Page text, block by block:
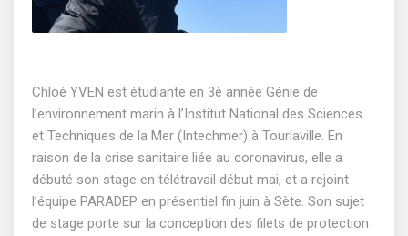
Chloé YVEN est étudiante en 3è année Génie de
l’environnement marin à l’Institut National des Sciences
et Techniques de la Mer (Intechmer) à Tourlaville. En
raison de la crise sanitaire liée au coronavirus, elle a
débuté son stage en télétravail début mai, et a rejoint
l’équipe PARADEP en présentiel fin juin à Sète. Son sujet
de stage porte sur la conception des filets de protection